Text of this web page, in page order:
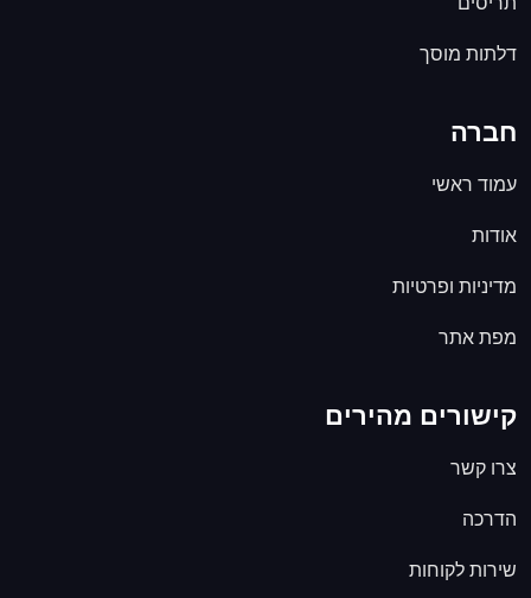
דלתות מוסך
חברה
עמוד ראשי
אודות
מדיניות ופרטיות
מפת אתר
קישורים מהירים
צרו קשר
הדרכה
שירות לקוחות